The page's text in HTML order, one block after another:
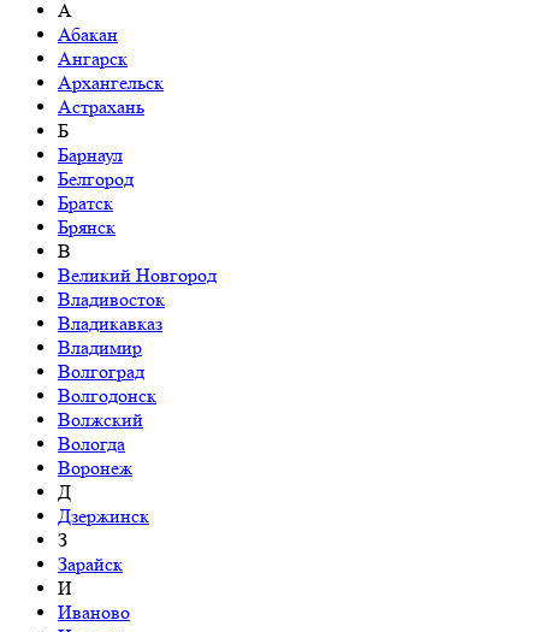
А
Абакан
Ангарск
Архангельск
Астрахань
Б
Барнаул
Белгород
Братск
Брянск
В
Великий Новгород
Владивосток
Владикавказ
Владимир
Волгоград
Волгодонск
Волжский
Вологда
Воронеж
Д
Дзержинск
З
Зарайск
И
Иваново